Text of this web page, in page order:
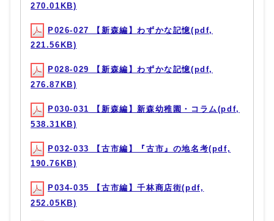
270.01KB)
P026-027 【新森編】わずかな記憶(pdf,
221.56KB)
P028-029 【新森編】わずかな記憶(pdf,
276.87KB)
P030-031 【新森編】新森幼稚園・コラム(pdf,
538.31KB)
P032-033 【古市編】『古市』の地名考(pdf,
190.76KB)
P034-035 【古市編】千林商店街(pdf,
252.05KB)